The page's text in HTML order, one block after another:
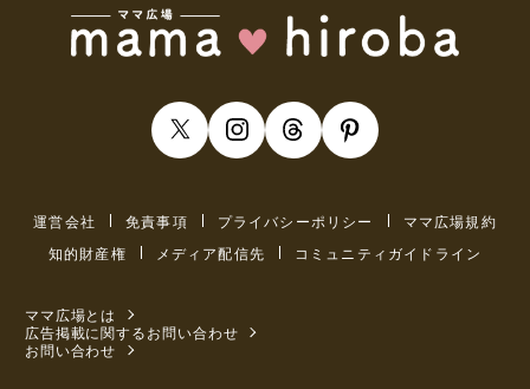
運営会社 免責事項 プライバシーポリシー
ママ広場規約
知的財産権
メディア配信先 コミュニティガイドライン
ママ広場とは
広告掲載に関するお問い合わせ
お問い合わせ